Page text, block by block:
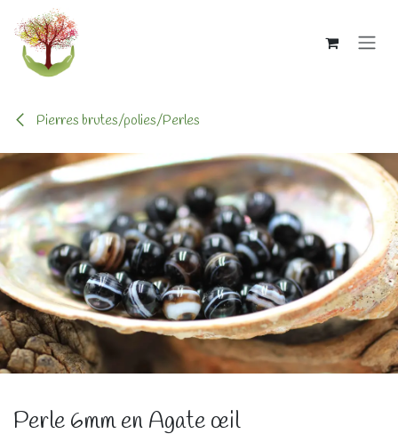
Se rendre au contenu
Pierres brutes/polies/Perles
Perle 6mm en Agate œil